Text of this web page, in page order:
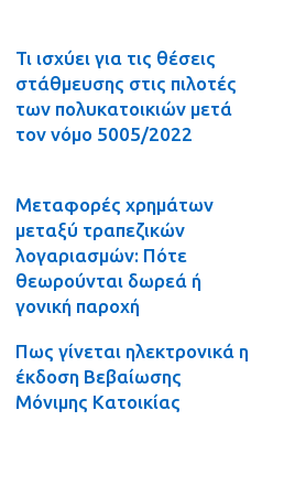
Τι ισχύει για τις θέσεις
στάθμευσης στις πιλοτές
των πολυκατοικιών μετά
τον νόμο 5005/2022
Μεταφορές χρημάτων
μεταξύ τραπεζικών
λογαριασμών: Πότε
θεωρούνται δωρεά ή
γονική παροχή
Πως γίνεται ηλεκτρονικά η
έκδοση Βεβαίωσης
Μόνιμης Κατοικίας